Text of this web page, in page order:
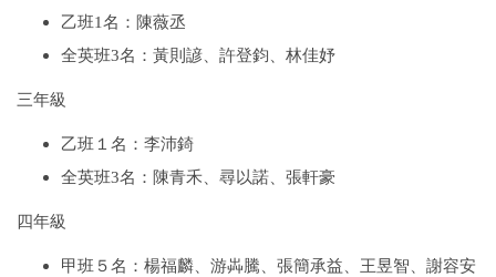
乙班1名：陳薇丞
全英班3名：黃則諺、許登鈞、林佳妤
三年級
乙班１名：李沛錡
全英班3名：陳青禾、尋以諾、張軒豪
四年級
甲班５名：楊福麟、游芔騰、張簡承益、王昱智、謝容安